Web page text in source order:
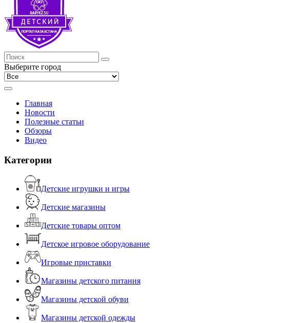
Выберите город
Главная
Новости
Полезные статьи
Обзоры
Видео
Категории
Детские игрушки и игры
Детские магазины
Детские товары оптом
Детское игровое оборудование
Игровые приставки
Магазины детского питания
Магазины детской обуви
Магазины детской одежды